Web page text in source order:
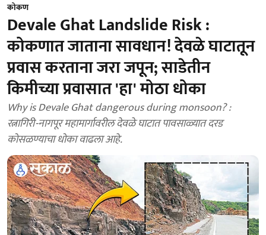
कोकण
Devale Ghat Landslide Risk :
कोकणात जाताना सावधान! देवळे घाटातून
प्रवास करताना जरा जपून; साडेतीन
किमीच्या प्रवासात 'हा' मोठा धोका
Why is Devale Ghat dangerous during monsoon? :
रत्नागिरी-नागपूर महामार्गावरील देवळे घाटात पावसाळ्यात दरड
कोसळण्याचा धोका वाढला आहे.